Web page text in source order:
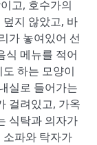
고, 호수가의
지 않았고, 바
가 놓여있어 선
식 메뉴를 적어
하는 모양이
실로 들어가는
걸려있고, 가옥
식탁과 의자가
파와 탁자가